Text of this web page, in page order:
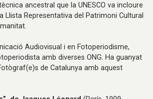
ancestral que la UNESCO va incloure
Llista Representativa del Patrimoni Cultural
Audiovisual i en Fotoperiodisme,
amb diverses ONG. Ha guanyat
de Catalunya amb aquest